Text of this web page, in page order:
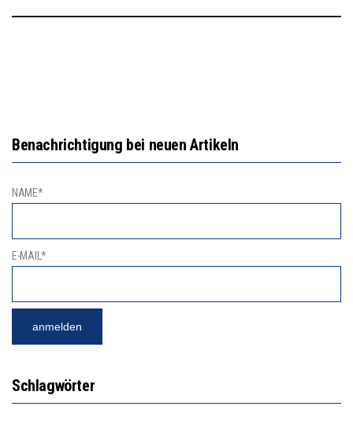
Benachrichtigung bei neuen Artikeln
NAME*
E-MAIL*
Schlagwörter